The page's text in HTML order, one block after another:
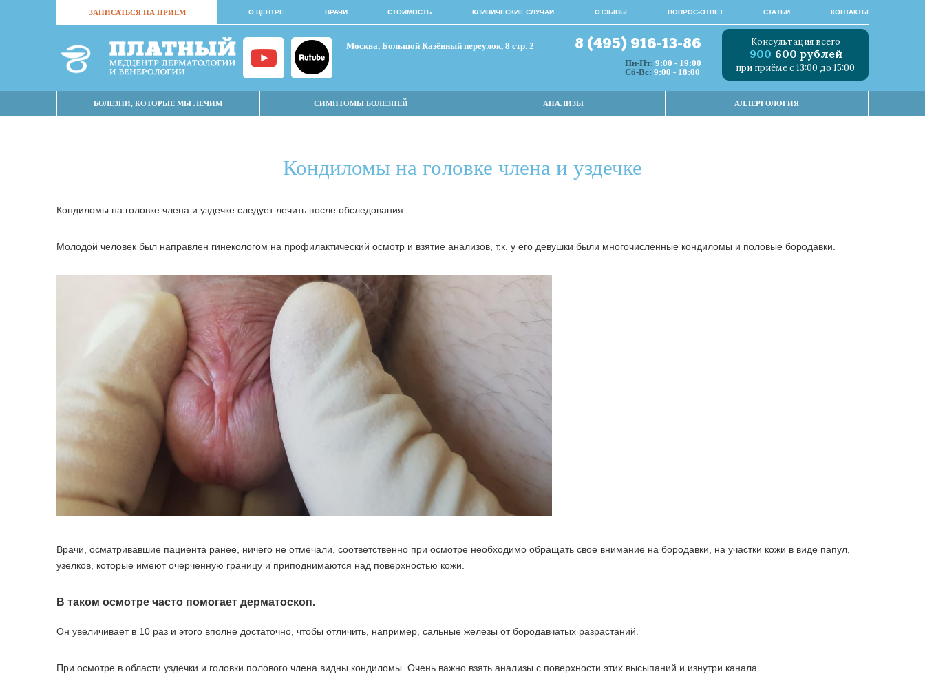
ЗАПИСАТЬСЯ НА ПРИЕМ О ЦЕНТРЕ ВРАЧИ СТОИМОСТЬ КЛИНИЧЕСКИЕ СЛУЧАИ ОТЗЫВЫ ВОПРОС-ОТВЕТ СТАТЬИ КОНТАКТЫ
Москва, Большой Казённый переулок, 8 стр. 2 8 (495) 916-13-86
Пн-Пт: 9:00 - 19:00
Сб-Вс: 9:00 - 18:00
Консультация всего
900 600 рублей
при приёме с 13:00 до 15:00
БОЛЕЗНИ, КОТОРЫЕ МЫ ЛЕЧИМ СИМПТОМЫ БОЛЕЗНЕЙ АНАЛИЗЫ АЛЛЕРГОЛОГИЯ
Кондиломы на головке члена и уздечке
Кондиломы на головке члена и уздечке следует лечить после обследования.
Молодой человек был направлен гинекологом на профилактический осмотр и взятие анализов, т.к. у его девушки были многочисленные кондиломы и половые бородавки.
Врачи, осматривавшие пациента ранее, ничего не отмечали, соответственно при осмотре необходимо обращать свое внимание на бородавки, на участки кожи в виде папул,
узелков, которые имеют очерченную границу и приподнимаются над поверхностью кожи.
В таком осмотре часто помогает дерматоскоп.
Он увеличивает в 10 раз и этого вполне достаточно, чтобы отличить, например, сальные железы от бородавчатых разрастаний.
При осмотре в области уздечки и головки полового члена видны кондиломы. Очень важно взять анализы с поверхности этих высыпаний и изнутри канала.